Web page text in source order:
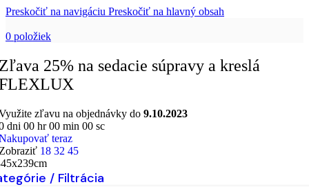
Preskočiť na navigáciu Preskočiť na hlavný obsah
0 položiek
25% na sedacie súpravy a kreslá
zľavu na objednávky do 9.10.2023
dni 00 hr00 min 00 sc
teraz
18 32 45
/ Filtrácia